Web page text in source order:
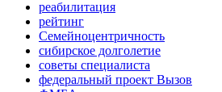
реабилитация
рейтинг
Семейноцентричность
сибирское долголетие
советы специалиста
федеральный проект Вызов